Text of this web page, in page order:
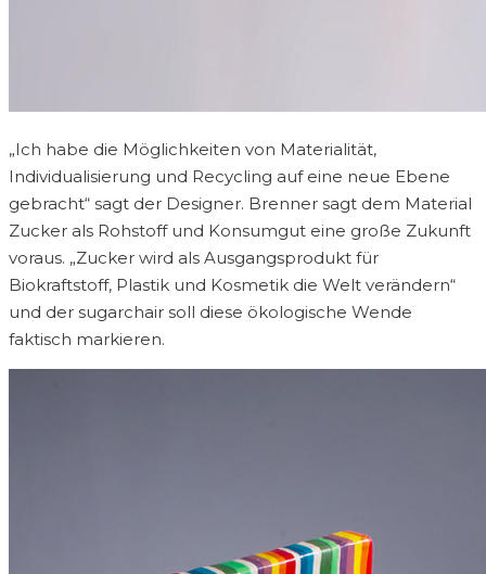
„Ich habe die Möglichkeiten von Materialität,
Individualisierung und Recycling auf eine neue Ebene
gebracht“ sagt der Designer. Brenner sagt dem Material
Zucker als Rohstoff und Konsumgut eine große Zukunft
voraus. „Zucker wird als Ausgangsprodukt für
Biokraftstoff, Plastik und Kosmetik die Welt verändern“
und der sugarchair soll diese ökologische Wende
faktisch markieren.